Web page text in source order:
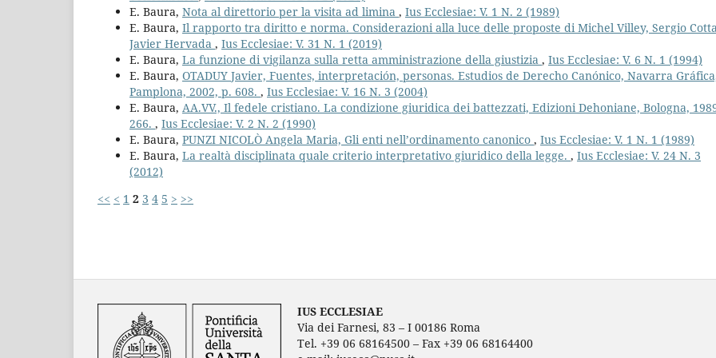
E. Baura, Nota al direttorio per la visita ad limina , Ius Ecclesiae: V. 1 N. 2 (1989)
E. Baura, Il rapporto tra diritto e norma. Considerazioni alla luce delle proposte di Michel Villey, Sergio
Javier Hervada , Ius Ecclesiae: V. 31 N. 1 (2019)
E. Baura, La funzione di vigilanza sulla retta amministrazione della giustizia , Ius Ecclesiae: V. 6 N. 1 (1994)
E. Baura, OTADUY Javier, Fuentes, interpretación, personas. Estudios de Derecho Canónico, Navarra
Pamplona, 2002, p. 608. , Ius Ecclesiae: V. 16 N. 3 (2004)
E. Baura, AA.VV., Il fedele cristiano. La condizione giuridica dei battezzati, Edizioni Dehoniane, Bologna,
266. , Ius Ecclesiae: V. 2 N. 2 (1990)
E. Baura, PUNZI NICOLÒ Angela Maria, Gli enti nell’ordinamento canonico , Ius Ecclesiae: V. 1 N. 1 (1989)
E. Baura, La realtà disciplinata quale criterio interpretativo giuridico della legge. , Ius Ecclesiae: V. 24 N. 3
(2012)
<< < 1 2 3 4 5 > >>
IUS ECCLESIAE
Via dei Farnesi, 83 – I 00186 Roma
Tel. +39 06 68164500 – Fax +39 06 68164400